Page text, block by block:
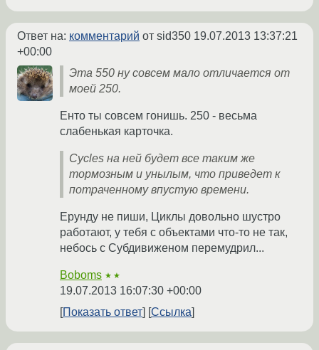
Ответ на: комментарий от sid350 19.07.2013 13:37:21
+00:00
Эта 550 ну совсем мало отличается от
моей 250.
Енто ты совсем гонишь. 250 - весьма
слабенькая карточка.
Cycles на ней будет все таким же
тормозным и унылым, что приведет к
потраченному впустую времени.
Ерунду не пиши, Циклы довольно шустро
работают, у тебя с объектами что-то не так,
небось с Субдивиженом перемудрил...
Boboms ★★
19.07.2013 16:07:30 +00:00
Показать ответ
Ссылка